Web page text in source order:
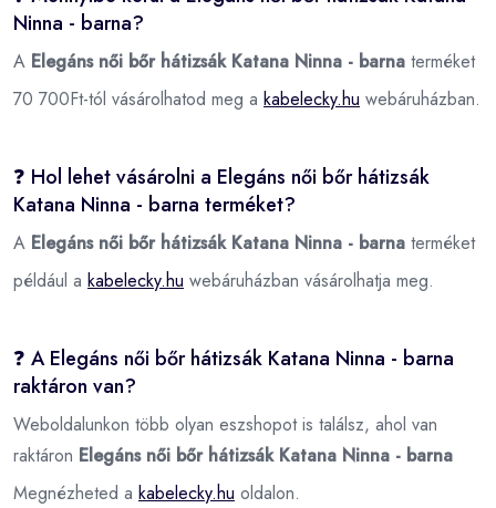
Ninna - barna?
A Elegáns női bőr hátizsák Katana Ninna - barna terméket
70 700Ft-tól vásárolhatod meg a kabelecky.hu webáruházban.
❓ Hol lehet vásárolni a Elegáns női bőr hátizsák
Katana Ninna - barna terméket?
A Elegáns női bőr hátizsák Katana Ninna - barna terméket
például a kabelecky.hu webáruházban vásárolhatja meg.
❓ A Elegáns női bőr hátizsák Katana Ninna - barna
raktáron van?
Weboldalunkon több olyan eszshopot is találsz, ahol van
raktáron Elegáns női bőr hátizsák Katana Ninna - barna
Megnézheted a kabelecky.hu oldalon.